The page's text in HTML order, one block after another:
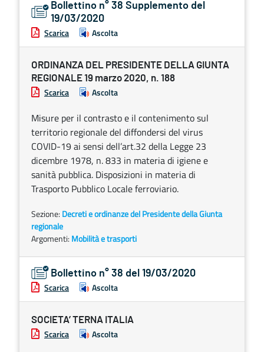
Bollettino n° 38 Supplemento del
19/03/2020
Scarica Ascolta
ORDINANZA DEL PRESIDENTE DELLA GIUNTA
REGIONALE 19 marzo 2020, n. 188
Scarica Ascolta
Misure per il contrasto e il contenimento sul
territorio regionale del diffondersi del virus
COVID-19 ai sensi dell’art.32 della Legge 23
dicembre 1978, n. 833 in materia di igiene e
sanità pubblica. Disposizioni in materia di
Trasporto Pubblico Locale ferroviario.
Sezione: Decreti e ordinanze del Presidente della Giunta
regionale
Argomenti: Mobilità e trasporti
Bollettino n° 38 del 19/03/2020
Scarica Ascolta
SOCIETA’ TERNA ITALIA
Scarica Ascolta